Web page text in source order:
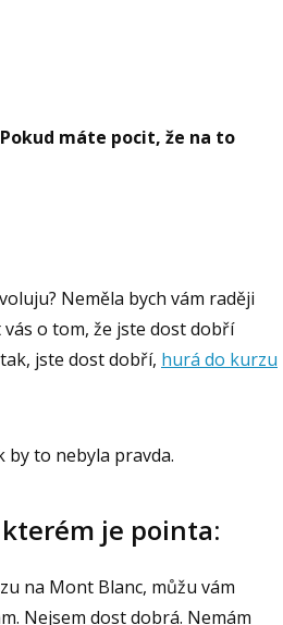
Pokud máte pocit, že na to
Neměla bych vám raději
o tom, že jste dost dobří
jste dost dobří, hurá do kurzu
by to nebyla pravda.
je pointa:
na Mont Blanc, můžu vám
Nejsem dost dobrá. Nemám